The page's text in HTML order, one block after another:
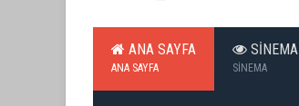
ANA SAYFA
ANA SAYFA
SİNEMA
SİNEMA